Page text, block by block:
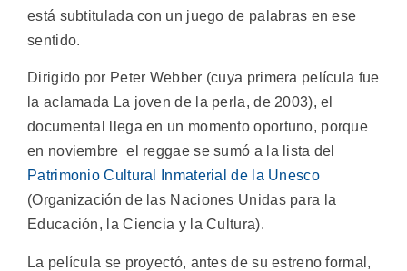
está subtitulada con un juego de palabras en ese
sentido.
Dirigido por Peter Webber (cuya primera película fue
la aclamada La joven de la perla, de 2003), el
documental llega en un momento oportuno, porque
en noviembre el reggae se sumó a la lista del
Patrimonio Cultural Inmaterial de la Unesco
(Organización de las Naciones Unidas para la
Educación, la Ciencia y la Cultura).
La película se proyectó, antes de su estreno formal,